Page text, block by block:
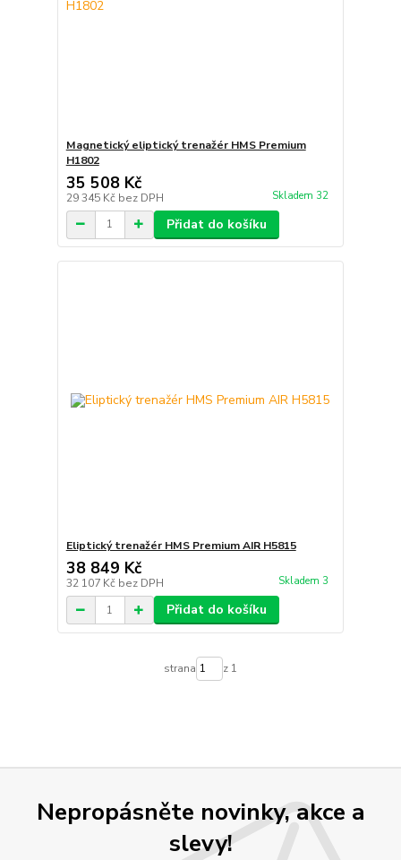
Magnetický eliptický trenažér HMS Premium
H1802
35 508 Kč
29 345 Kč bez DPH Skladem 32
Přidat do košíku
Eliptický trenažér HMS Premium AIR H5815
38 849 Kč
32 107 Kč bez DPH Skladem 3
Přidat do košíku
strana z 1
Nepropásněte novinky, akce a
slevy!